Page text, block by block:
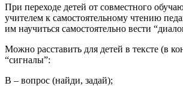
При переходе детей от совместного
учителем к самостоятельному чтению
им научиться самостоятельно вести
Можно расставить для детей в тексте (в
“сигналы”:
В – вопрос (найди, задай);